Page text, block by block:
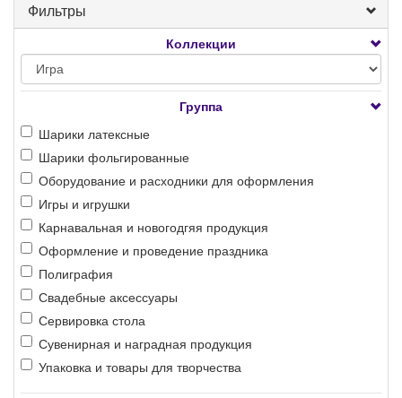
Фильтры
Коллекции
Группа
Шарики латексные
Шарики фольгированные
Оборудование и расходники для оформления
Игры и игрушки
Карнавальная и новогодгяя продукция
Оформление и проведение праздника
Полиграфия
Свадебные аксессуары
Сервировка стола
Сувенирная и наградная продукция
Упаковка и товары для творчества